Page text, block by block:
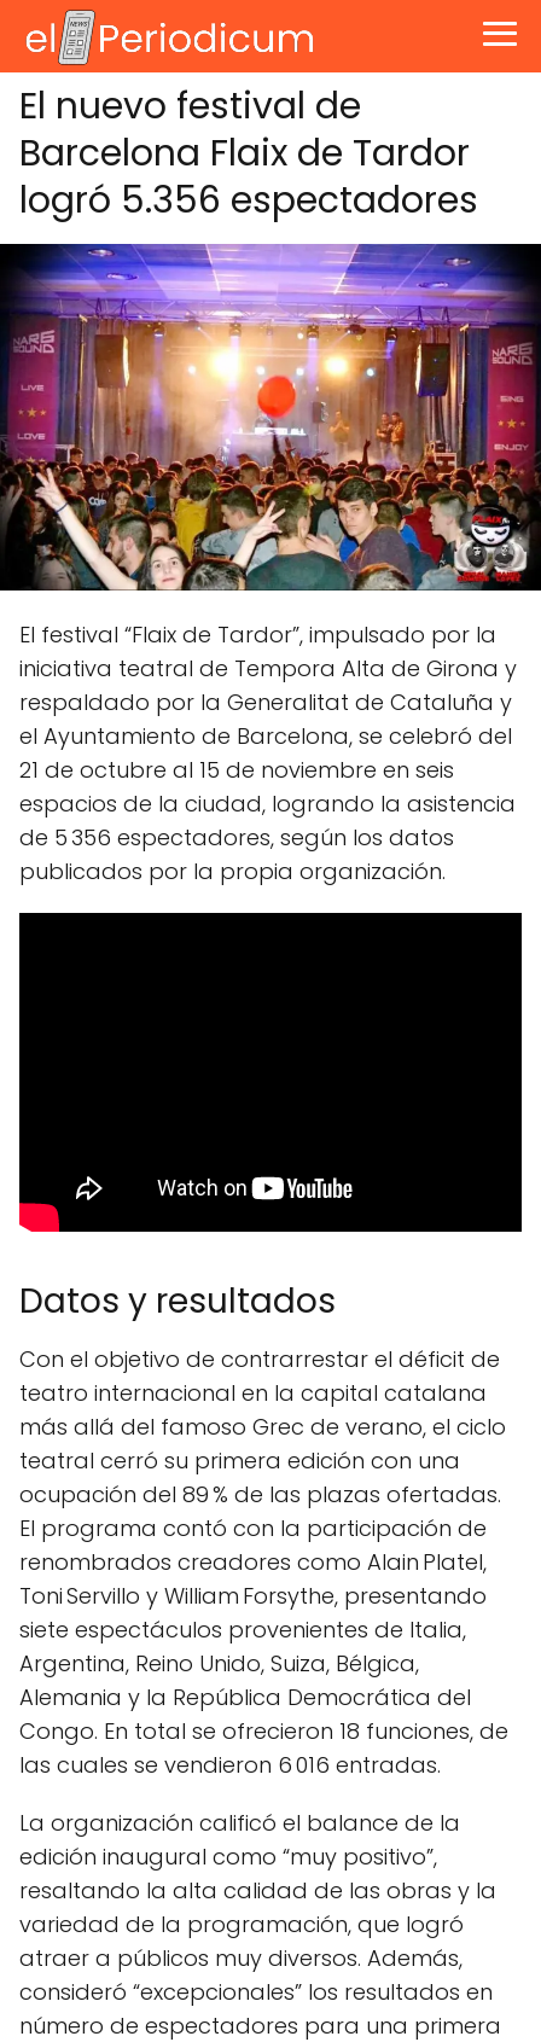
El nuevo festival de
Barcelona Flaix de Tardor
logró 5.356 espectadores
El festival “Flaix de Tardor”, impulsado por la
iniciativa teatral de Tempora Alta de Girona y
respaldado por la Generalitat de Cataluña y
el Ayuntamiento de Barcelona, se celebró del
21 de octubre al 15 de noviembre en seis
espacios de la ciudad, logrando la asistencia
de 5 356 espectadores, según los datos
publicados por la propia organización.
Datos y resultados
Con el objetivo de contrarrestar el déficit de
teatro internacional en la capital catalana
más allá del famoso Grec de verano, el ciclo
teatral cerró su primera edición con una
ocupación del 89 % de las plazas ofertadas.
El programa contó con la participación de
renombrados creadores como Alain Platel,
Toni Servillo y William Forsythe, presentando
siete espectáculos provenientes de Italia,
Argentina, Reino Unido, Suiza, Bélgica,
Alemania y la República Democrática del
Congo. En total se ofrecieron 18 funciones, de
las cuales se vendieron 6 016 entradas.
La organización calificó el balance de la
edición inaugural como “muy positivo”,
resaltando la alta calidad de las obras y la
variedad de la programación, que logró
atraer a públicos muy diversos. Además,
consideró “excepcionales” los resultados en
número de espectadores para una primera